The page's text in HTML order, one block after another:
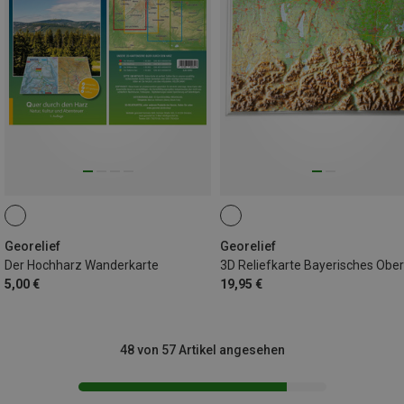
Georelief
Der Hochharz Wanderkarte
5,00 €
Georelief
19,95 €
48 von 57 Artikel angesehen